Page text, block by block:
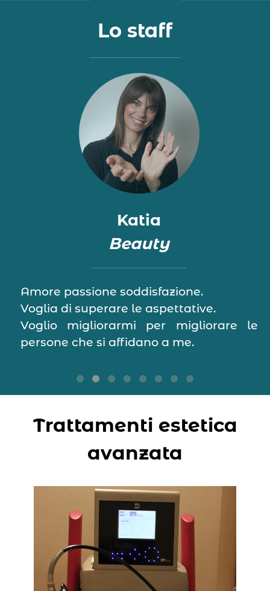
Lo staff
Katia
Beauty
Amore passione soddisfazione.
Voglia di superare le aspettative.
Voglio migliorarmi per migliorare le
persone che si affidano a me.
Trattamenti estetica
avanzata